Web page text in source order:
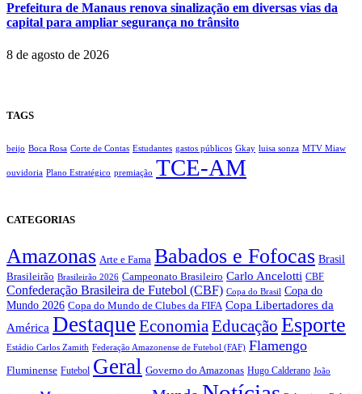
Prefeitura de Manaus renova sinalização em diversas vias da
capital para ampliar segurança no trânsito
8 de agosto de 2026
TAGS
beijo Boca Rosa Corte de Contas Estudantes gastos públicos Gkay luisa sonza MTV Miaw
ouvidoria Plano Estratégico premiação TCE-AM
CATEGORIAS
Amazonas Arte e Fama Babados e Fofocas Brasil
Brasileirão Brasileirão 2026 Campeonato Brasileiro Carlo Ancelotti CBF
Confederação Brasileira de Futebol (CBF) Copa do Brasil Copa do
Mundo 2026 Copa do Mundo de Clubes da FIFA Copa Libertadores da
América Destaque EconomiaEducação Esporte
Estádio Carlos Zamith Federação Amazonense de Futebol (FAF) Flamengo
Fluminense Futebol Geral Governo do Amazonas Hugo Calderano João